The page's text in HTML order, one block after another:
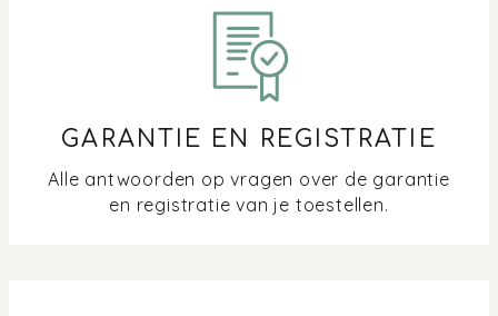
GARANTIE EN REGISTRATIE
Alle antwoorden op vragen over de garantie
en registratie van je toestellen.